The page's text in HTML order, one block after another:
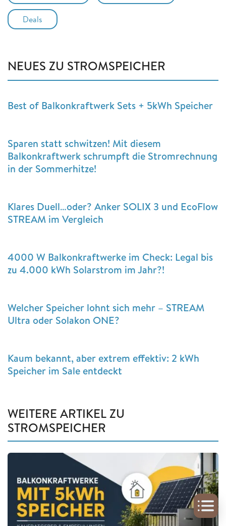
Deals
NEUES ZU STROMSPEICHER
Best of Balkonkraftwerk Sets + 5kWh Speicher
Sparen statt schwitzen! Mit diesem
Balkonkraftwerk schrumpft die Stromrechnung
in der Sommerhitze!
Klares Duell…oder? Anker SOLIX 3 und EcoFlow
STREAM im Vergleich
4000 W Balkonkraftwerke im Check: Legal bis
zu 4.000 kWh Solarstrom im Jahr?!
Welcher Speicher lohnt sich mehr – STREAM
Ultra oder Solakon ONE?
Kaum bekannt, aber extrem effektiv: 2 kWh
Speicher im Sale entdeckt
WEITERE ARTIKEL ZU
STROMSPEICHER